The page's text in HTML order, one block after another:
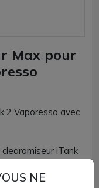
Max pour
2 Vaporesso avec
iTank
pour une parfaite
NE